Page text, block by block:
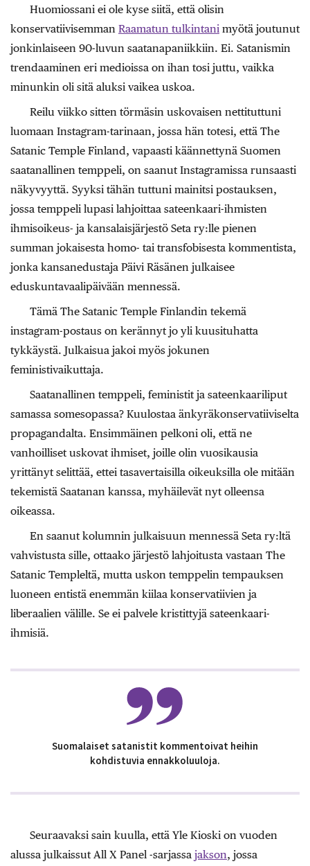
Huomiossani ei ole kyse siitä, että olisin
konservatiivisemman Raamatun tulkintani myötä joutunut
jonkinlaiseen 90-luvun saatanapaniikkiin. Ei. Satanismin
trendaaminen eri medioissa on ihan tosi juttu, vaikka
minunkin oli sitä aluksi vaikea uskoa.
Reilu viikko sitten törmäsin uskovaisen nettituttuni
luomaan Instagram-tarinaan, jossa hän totesi, että The
Satanic Temple Finland, vapaasti käännettynä Suomen
saatanallinen temppeli, on saanut Instagramissa runsaasti
näkyvyyttä. Syyksi tähän tuttuni mainitsi postauksen,
jossa temppeli lupasi lahjoittaa sateenkaari-ihmisten
ihmisoikeus- ja kansalaisjärjestö Seta ry:lle pienen
summan jokaisesta homo- tai transfobisesta kommentista,
jonka kansanedustaja Päivi Räsänen julkaisee
eduskuntavaalipäivään mennessä.
Tämä The Satanic Temple Finlandin tekemä
instagram-postaus on kerännyt jo yli kuusituhatta
tykkäystä. Julkaisua jakoi myös jokunen
feministivaikuttaja.
Saatanallinen temppeli, feministit ja sateenkaariliput
samassa somesopassa? Kuulostaa änkyräkonservatiiviselta
propagandalta. Ensimmäinen pelkoni oli, että ne
vanhoilliset uskovat ihmiset, joille olin vuosikausia
yrittänyt selittää, ettei tasavertaisilla oikeuksilla ole mitään
tekemistä Saatanan kanssa, myhäilevät nyt olleensa
oikeassa.
En saanut kolumnin julkaisuun mennessä Seta ry:ltä
vahvistusta sille, ottaako järjestö lahjoitusta vastaan The
Satanic Templeltä, mutta uskon temppelin tempauksen
luoneen entistä enemmän kiilaa konservatiivien ja
liberaalien välille. Se ei palvele kristittyjä sateenkaari-
ihmisiä.
Suomalaiset satanistit kommentoivat heihin
kohdistuvia ennakkoluuloja.
Seuraavaksi sain kuulla, että Yle Kioski on vuoden
alussa julkaissut All X Panel -sarjassa jakson, jossa